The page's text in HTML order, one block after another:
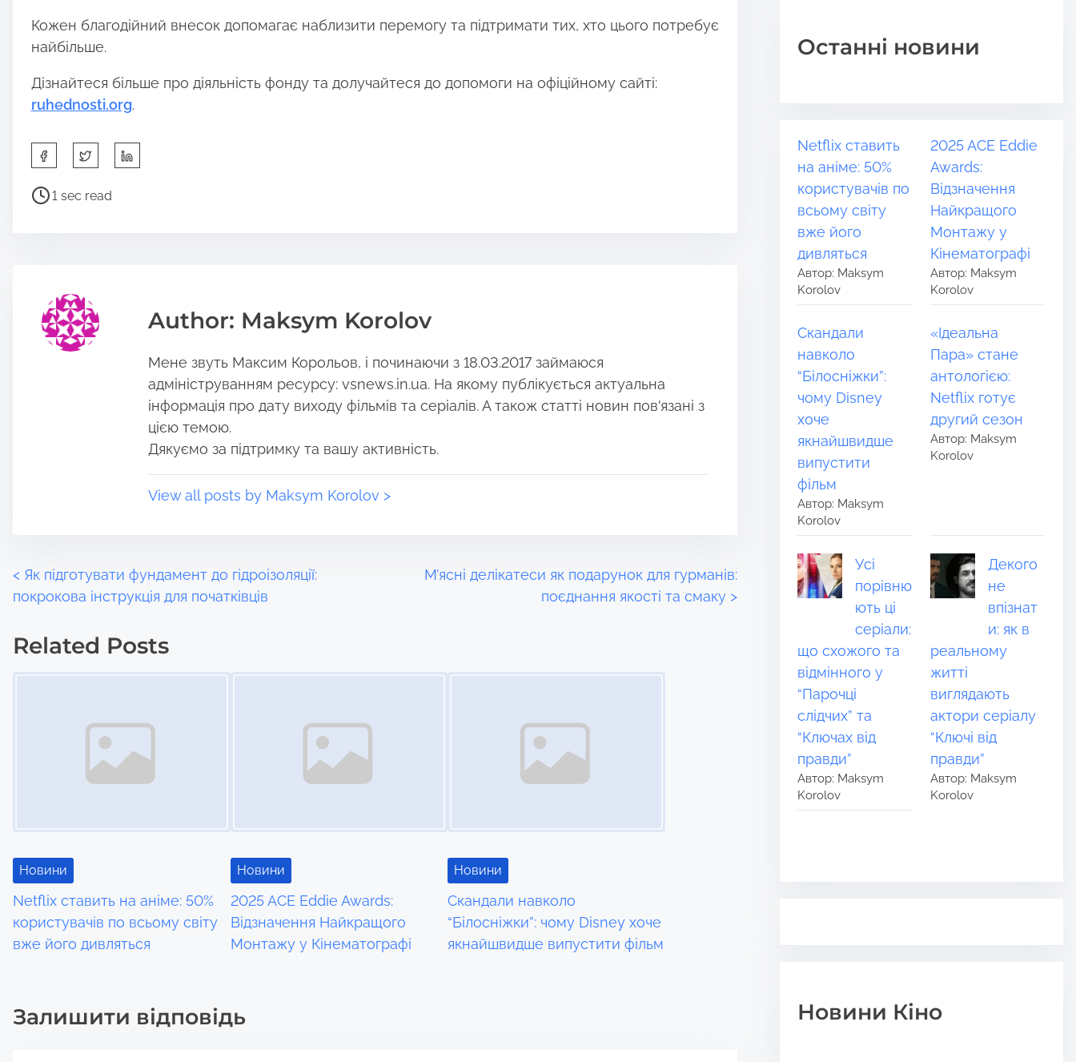
Кожен благодійний внесок допомагає наблизити перемогу та підтримати тих, хто цього потребує
найбільше.
Дізнайтеся більше про діяльність фонду та долучайтеся до допомоги на офіційному сайті:
ruhednosti.org.
h
a
P
o
1 sec read
Author: Maksym Korolov
Мене звуть Максим Корольов, і починаючи з 18.03.2017 займаюся
адмініструванням ресурсу: vsnews.in.ua. На якому публікується актуальна
інформація про дату виходу фільмів та серіалів. А також статті новин пов'язані з
цією темою.
Дякуємо за підтримку та вашу активність.
View all posts by Maksym Korolov >
P
s
g
a
t
o
< Як підготувати фундамент до гідроізоляції:
покрокова інструкція для початківців
М’ясні делікатеси як подарунок для гурманів:
поєднання якості та смаку >
Related Posts
Новини
Netflix ставить на аніме: 50%
користувачів по всьому світу
вже його дивляться
Новини
2025 ACE Eddie Awards:
Відзначення Найкращого
Монтажу у Кінематографі
Новини
Скандали навколо
“Білосніжки”: чому Disney хоче
якнайшвидше випустити фільм
Залишити відповідь
Останні новини
Netflix ставить
на аніме: 50%
користувачів по
всьому світу
вже його
дивляться
Автор: Maksym
Korolov
2025 ACE Eddie
Awards:
Відзначення
Найкращого
Монтажу у
Кінематографі
Автор: Maksym
Korolov
Скандали
навколо
“Білосніжки”:
чому Disney
хоче
якнайшвидше
випустити
фільм
Автор: Maksym
Korolov
«Ідеальна
Пара» стане
антологією:
Netflix готує
другий сезон
Автор: Maksym
Korolov
Усі
порівню
ють ці
серіали:
що схожого та
відмінного у
“Парочці
слідчих” та
“Ключах від
правди”
Автор: Maksym
Korolov
Декого
не
впізнат
и: як в
реальному
житті
виглядають
актори серіалу
“Ключі від
правди”
Автор: Maksym
Korolov
Новини Кіно